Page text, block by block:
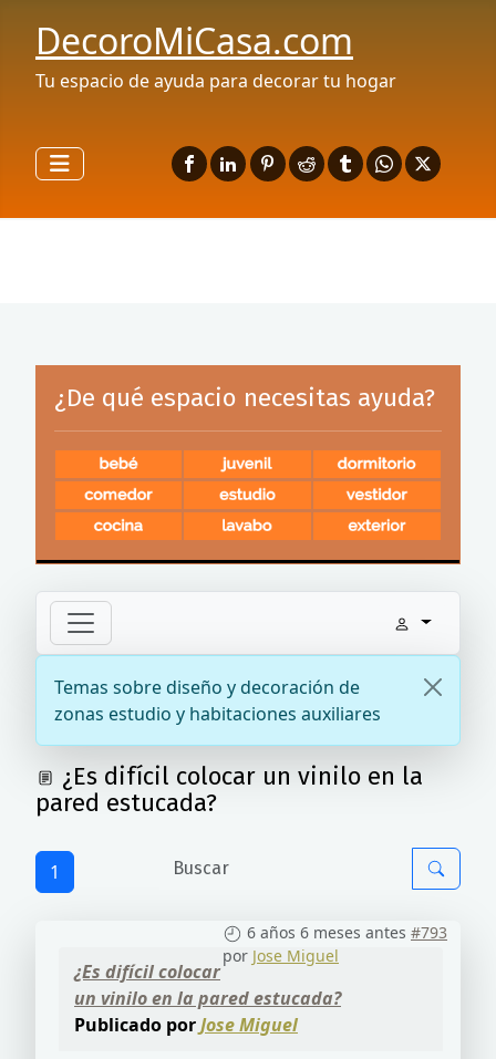
DecoroMiCasa.com
Tu espacio de ayuda para decorar tu hogar
¿De qué espacio necesitas ayuda?
Temas sobre diseño y decoración de
zonas estudio y habitaciones auxiliares
¿Es difícil colocar un vinilo en la
pared estucada?
1
6 años 6 meses antes #793
por Jose Miguel
¿Es difícil colocar
un vinilo en la pared estucada?
Publicado porJose Miguel